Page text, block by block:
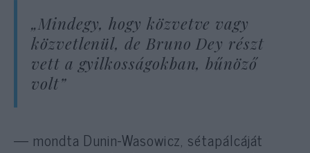
„Mindegy, hogy közvetve vagy
közvetlenül, de Bruno Dey részt
vett a gyilkosságokban, bűnöző
volt”
— mondta Dunin-Wasowicz, sétapálcáját